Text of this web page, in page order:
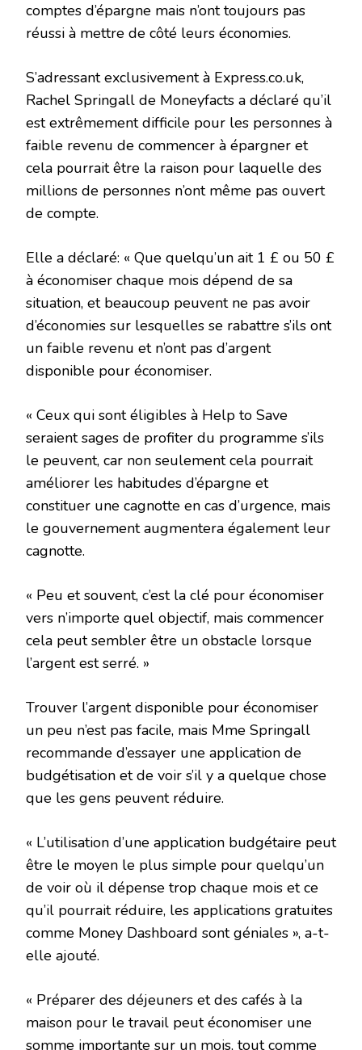
comptes d’épargne mais n’ont toujours pas
réussi à mettre de côté leurs économies.
S’adressant exclusivement à Express.co.uk,
Rachel Springall de Moneyfacts a déclaré qu’il
est extrêmement difficile pour les personnes à
faible revenu de commencer à épargner et
cela pourrait être la raison pour laquelle des
millions de personnes n’ont même pas ouvert
de compte.
Elle a déclaré: « Que quelqu’un ait 1 £ ou 50 £
à économiser chaque mois dépend de sa
situation, et beaucoup peuvent ne pas avoir
d’économies sur lesquelles se rabattre s’ils ont
un faible revenu et n’ont pas d’argent
disponible pour économiser.
« Ceux qui sont éligibles à Help to Save
seraient sages de profiter du programme s’ils
le peuvent, car non seulement cela pourrait
améliorer les habitudes d’épargne et
constituer une cagnotte en cas d’urgence, mais
le gouvernement augmentera également leur
cagnotte.
« Peu et souvent, c’est la clé pour économiser
vers n’importe quel objectif, mais commencer
cela peut sembler être un obstacle lorsque
l’argent est serré. »
Trouver l’argent disponible pour économiser
un peu n’est pas facile, mais Mme Springall
recommande d’essayer une application de
budgétisation et de voir s’il y a quelque chose
que les gens peuvent réduire.
« L’utilisation d’une application budgétaire peut
être le moyen le plus simple pour quelqu’un
de voir où il dépense trop chaque mois et ce
qu’il pourrait réduire, les applications gratuites
comme Money Dashboard sont géniales », a-t-
elle ajouté.
« Préparer des déjeuners et des cafés à la
maison pour le travail peut économiser une
somme importante sur un mois, tout comme